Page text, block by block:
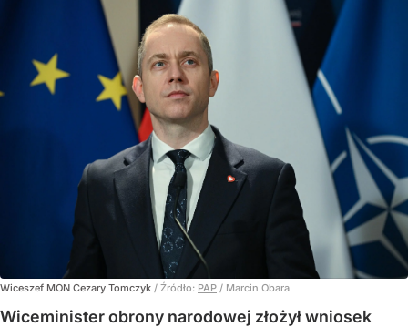
Wiceszef MON Cezary Tomczyk / Źródło: PAP / Marcin Obara
Wiceminister obrony narodowej złożył wniosek